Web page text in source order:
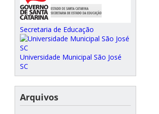
Secretaria de Educação
Universidade Municipal São José
SC
Arquivos